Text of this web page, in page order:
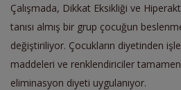
Çalışmada, Dikkat Eksikliği ve
tanısı almış bir grup çocuğun
değiştiriliyor. Çocukların diyetinden
maddeleri ve renklendiriciler tamamen
eliminasyon diyeti uygulanıyor.